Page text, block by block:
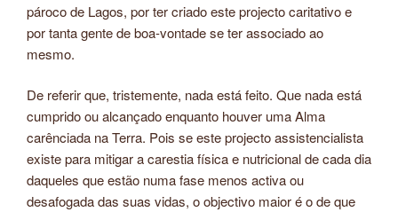
pároco de Lagos, por ter criado este projecto caritativo e
por tanta gente de boa-vontade se ter associado ao
mesmo.
De referir que, tristemente, nada está feito. Que nada está
cumprido ou alcançado enquanto houver uma Alma
carênciada na Terra. Pois se este projecto assistencialista
existe para mitigar a carestia física e nutricional de cada dia
daqueles que estão numa fase menos activa ou
desafogada das suas vidas, o objectivo maior é o de que